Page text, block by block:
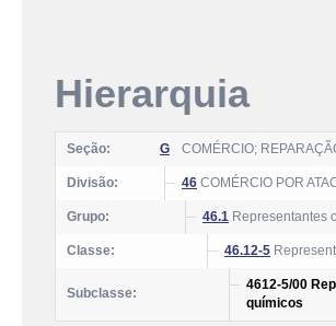
Hierarquia
Seção: G COMÉRCIO;
Divisão: 46 COMÉRCIO POR
Grupo: 46.1 Representantes
Classe: 46.12-5
Subclasse:
4612-5/00
químicos